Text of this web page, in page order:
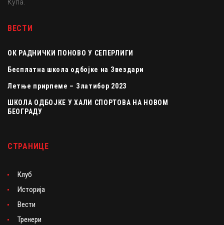
Купа.
ВЕСТИ
ОК РАДНИЧКИ ПОНОВО У СЕПЕРЛИГИ
Бесплатна школа одбојке на Звездари
Летње прирпеме – Златибор 2023
ШКОЛА ОДБОЈКЕ У ХАЛИ СПОРТОВА НА НОВОМ
БЕОГРАДУ
СТРАНИЦЕ
Клуб
Историја
Вести
Тренери